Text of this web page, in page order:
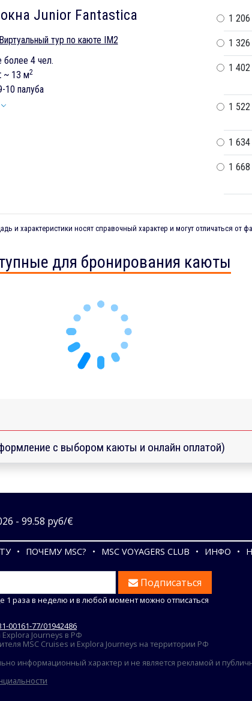
Junior Fantastica
Виртуальный тур по каюте IM2
более 4 чел.
~ 13 м2
10 палуба
1 206
1 326
1 402
1 522
1 634
1 668
характеристики носят справочный характер и могут отличаться от
для бронирования каюты
с выбором каюты и онлайн оплатой)
- 99.58 руб/€
ПОЧЕМУ MSC? MSC VOYAGERS CLUB ИНФО
Подписаться
раза в неделю и в любой момент можно отписаться
00161-77/01942486
Journeys в РФ
MSC Cruises и Explora Journeys на территории РФ
информационный характер и не является рекламой и